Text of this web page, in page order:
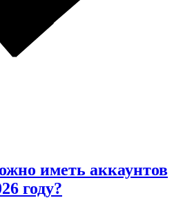
иметь аккаунтов
году?